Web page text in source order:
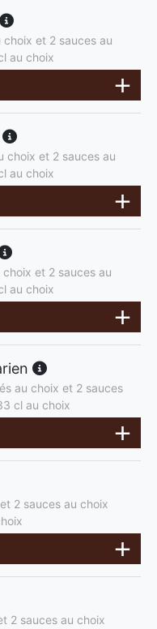
et 2 sauces au
au choix
choix et 2 sauces au
au choix
et 2 sauces au
au choix
au choix et 2 sauces
cl au choix
2 sauces au choix
2 sauces au choix